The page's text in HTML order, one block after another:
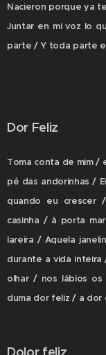
Nacieron porque ya
Juntar en mi voz lo
parte / Y toda parte
Dor Feliz
Toma conta de mim /
pé das andorinhas /
quando eu crescer
casinha / à porta
lareira / Aquela
durante a vida
olhar / nos lábios
duma dor feliz / a dor
Dolor feliz